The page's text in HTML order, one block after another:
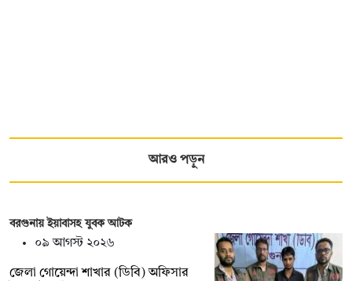
আরও পড়ুন
বরগুনায় ইয়াবাসহ যুবক আটক
০৯ আগস্ট ২০২৬
জেলা গোয়েন্দা শাখার (ডিবি) অফিসার